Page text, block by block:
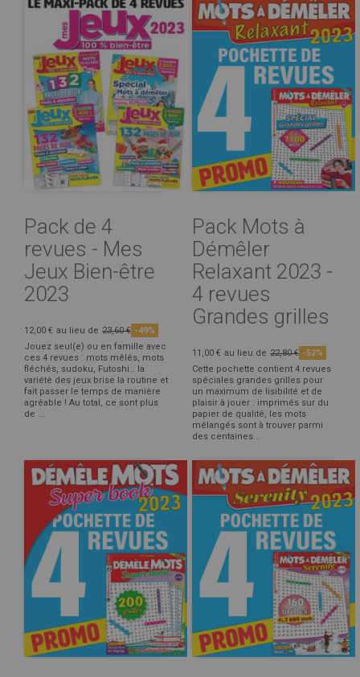
Pack de 4
revues - Mes
Jeux Bien-être
2023
12,00 € au lieu de 23,60 € -49%
Jouez seul(e) ou en famille avec
ces 4 revues : mots mêlés, mots
fléchés, sudoku, Futoshi… la
variété des jeux brise la routine et
fait passer le temps de manière
agréable ! Au total, ce sont plus
de ...
Pack Mots à
Démêler
Relaxant 2023 -
4 revues
Grandes grilles
11,00 € au lieu de 22,80 € -52%
Cette pochette contient 4 revues
spéciales grandes grilles pour
un maximum de lisibilité et de
plaisir à jouer : imprimés sur du
papier de qualité, les mots
mélangés sont à trouver parmi
des centaines...